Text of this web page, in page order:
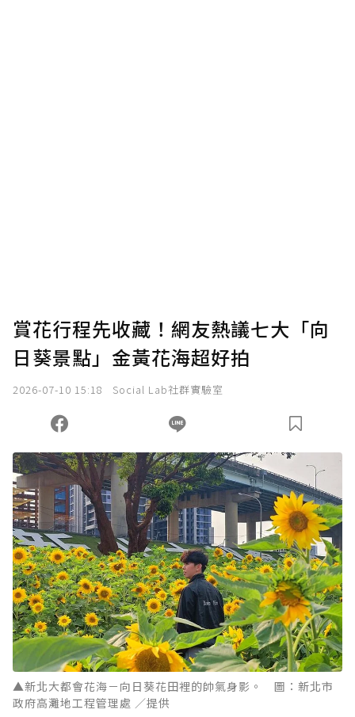
賞花行程先收藏！網友熱議七大「向
日葵景點」金黃花海超好拍
2026-07-10 15:18 Social Lab社群實驗室
▲新北大都會花海－向日葵花田裡的帥氣身影。 圖：新北市
政府高灘地工程管理處 ／提供